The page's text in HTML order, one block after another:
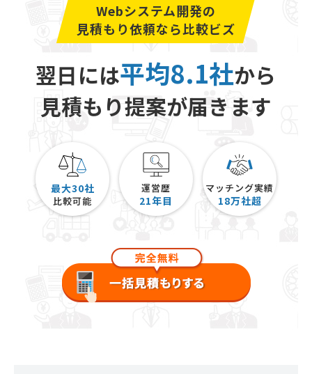
Webシステム開発の
見積もり依頼なら比較ビズ
翌日には平均8.1社から
見積もり提案が届きます
最大30社
比較可能
運営歴
21年目
マッチング実績
18万社超